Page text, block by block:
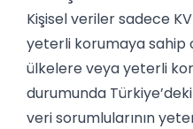
Kişisel veriler sadece
yeterli korumaya sahip
ülkelere veya yeterli
durumunda
veri sorumlularının